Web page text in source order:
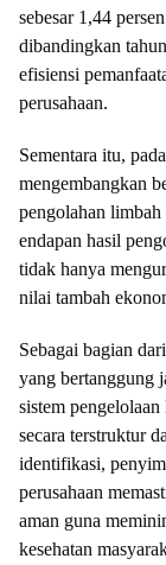
sebesar 1,44
dibandingkan
efisiensi
perusahaan.
Sementara itu,
mengembangkan
pengolahan
endapan hasil
tidak hanya
nilai tambah
Sebagai bagian
yang bertanggung
sistem
secara terstruktur
identifikasi,
perusahaan
aman guna
kesehatan